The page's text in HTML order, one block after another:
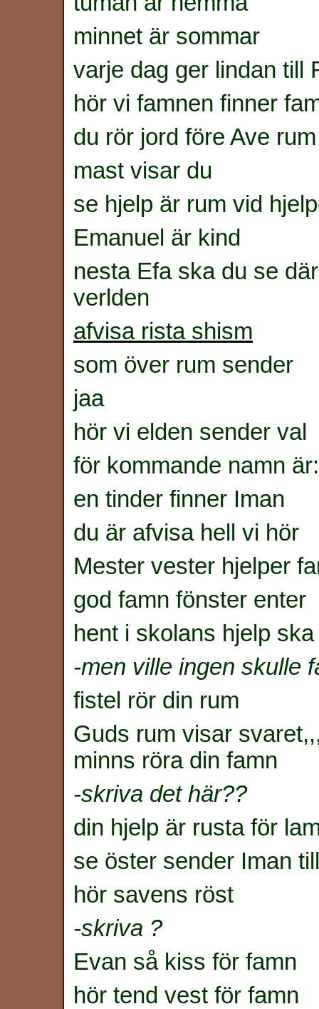
minnet är sommar
varje dag ger lindan till
hör vi famnen finner
du rör jord före Ave
mast visar du
se hjelp är rum vid
Emanuel är kind
nesta Efa ska du se
verlden
afvisa rista shism
som över rum sender
jaa
hör vi elden sender val
för kommande namn är:
en tinder finner Iman
du är afvisa hell vi hör
Mester vester hjelper
god famn fönster enter
hent i skolans hjelp
-men ville ingen skulle
fistel rör din rum
Guds rum visar
minns röra din famn
-skriva det här??
din hjelp är rusta för
se öster sender Iman
hör savens röst
-skriva ?
Evan så kiss för famn
hör tend vest för famn